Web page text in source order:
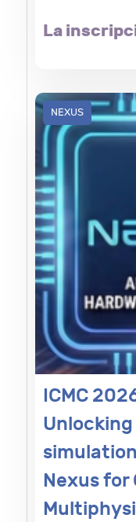
La
NEXUS
ICMC
Nexus for